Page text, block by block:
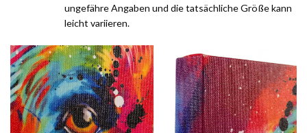
ungefähre Angaben und die tatsächliche Größe kann
leicht variieren.